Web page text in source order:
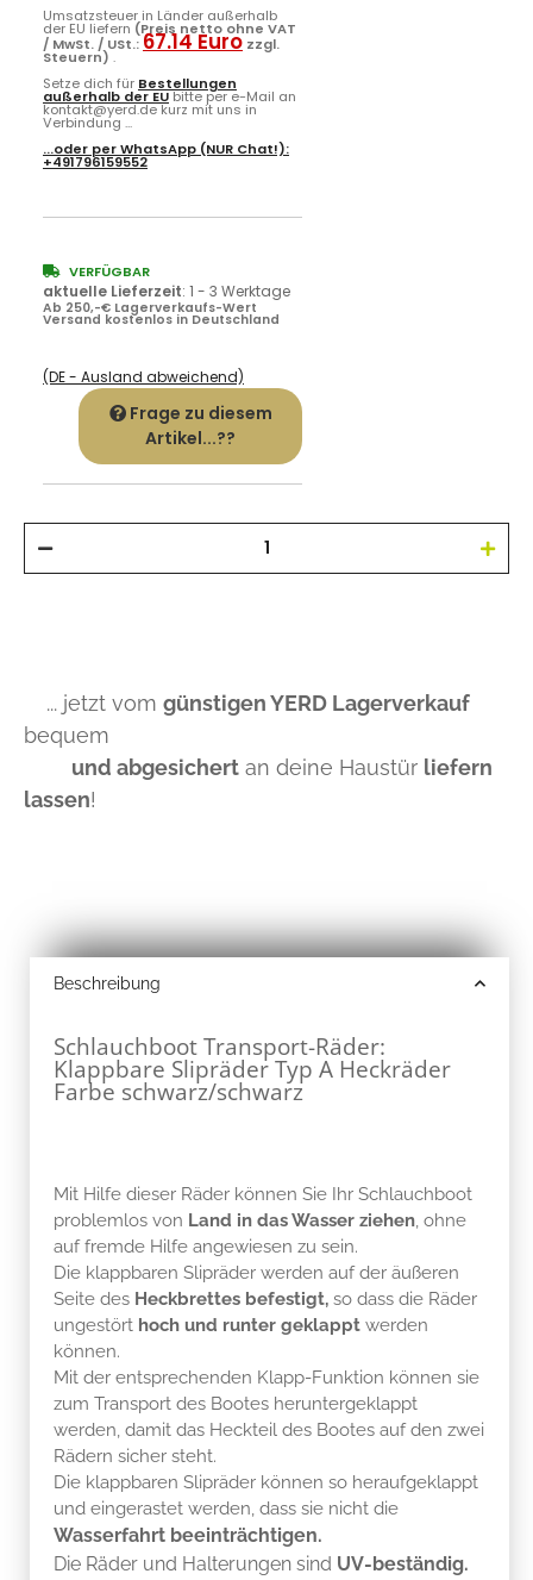
Umsatzsteuer in Länder außerhalb
der EU liefern (Preis netto ohne VAT
/ MwSt. / USt.:67.14 Euro zzgl.
Steuern) .
Setze dich für Bestellungen
außerhalb der EUbitte per e-Mail an
kontakt@yerd.de kurz mit uns in
Verbindung ...
...oder perWhatsApp (NUR Chat!):
+491796159552
VERFÜGBAR
aktuelle Lieferzeit: 1 - 3 Werktage
Ab 250,-€ Lagerverkaufs-Wert
Versand kostenlos in Deutschland
(DE - Ausland abweichend)
Frage zu diesem
Artikel...??
... jetzt vom günstigen YERD Lagerverkauf
bequem
und abgesichert an deine Haustür liefern
lassen!
Beschreibung
Schlauchboot Transport-Räder:
Klappbare Slipräder Typ A Heckräder
Farbe schwarz/schwarz
Mit Hilfe dieser Räder können Sie Ihr Schlauchboot
problemlos von Land in das Wasser ziehen, ohne
auf fremde Hilfe angewiesen zu sein.
Die klappbaren Slipräder werden auf der äußeren
Seite des Heckbrettes befestigt, so dass die Räder
ungestört hoch und runter geklappt werden
können.
Mit der entsprechenden Klapp-Funktion können sie
zum Transport des Bootes heruntergeklappt
werden, damit das Heckteil des Bootes auf den zwei
Rädern sicher steht.
Die klappbaren Slipräder können so heraufgeklappt
und eingerastet werden, dass sie nicht die
Wasserfahrt beeinträchtigen.
Die Räder und Halterungen sind UV-beständig.